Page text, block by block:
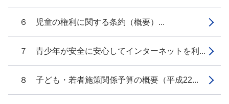
６ 児童の権利に関する条約（概要）...
７ 青少年が安全に安心してインターネットを利...
８ 子ども・若者施策関係予算の概要（平成22...